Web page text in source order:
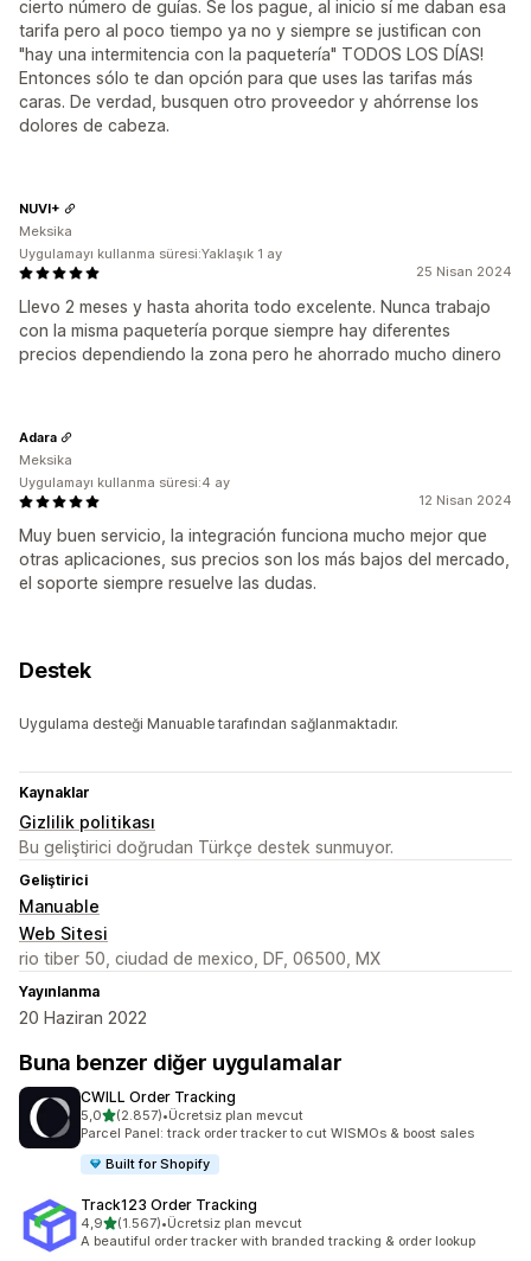
cierto número de guías. Se los pague, al inicio sí me daban esa
tarifa pero al poco tiempo ya no y siempre se justifican con
"hay una intermitencia con la paquetería" TODOS LOS DÍAS!
Entonces sólo te dan opción para que uses las tarifas más
caras. De verdad, busquen otro proveedor y ahórrense los
dolores de cabeza.
25 Nisan 2024
Llevo 2 meses y hasta ahorita todo excelente. Nunca trabajo
con la misma paquetería porque siempre hay diferentes
precios dependiendo la zona pero he ahorrado mucho dinero
NUVI+
Meksika
Uygulamayı kullanma süresi:Yaklaşık 1 ay
12 Nisan 2024
Muy buen servicio, la integración funciona mucho mejor que
otras aplicaciones, sus precios son los más bajos del mercado,
el soporte siempre resuelve las dudas.
Adara
Meksika
Uygulamayı kullanma süresi:4 ay
Destek
Uygulama desteği Manuable tarafından sağlanmaktadır.
Kaynaklar
Gizlilik politikası
Bu geliştirici doğrudan Türkçe destek sunmuyor.
Geliştirici
Manuable
Web Sitesi
rio tiber 50, ciudad de mexico, DF, 06500, MX
Yayınlanma
20 Haziran 2022
Buna benzer diğer uygulamalar
CWILL Order Tracking
5,05 yıldız üzerinden
(2.857)
toplam 2857 değerlendirme
•Ücretsiz plan mevcut
Parcel Panel: track order tracker to cut WISMOs & boost sales
Built for Shopify
Track123 Order Tracking
4,95 yıldız üzerinden
(1.567)
toplam 1567 değerlendirme
•Ücretsiz plan mevcut
A beautiful order tracker with branded tracking & order lookup